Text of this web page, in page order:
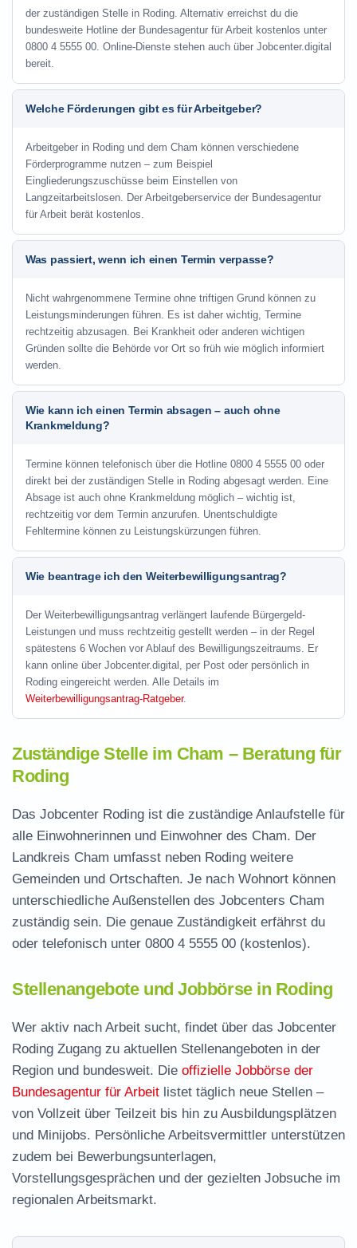
der zuständigen Stelle in Roding. Alternativ erreichst du die
bundesweite Hotline der Bundesagentur für Arbeit kostenlos unter
0800 4 5555 00. Online-Dienste stehen auch über Jobcenter.digital
bereit.
Welche Förderungen gibt es für Arbeitgeber?
Arbeitgeber in Roding und dem Cham können verschiedene
Förderprogramme nutzen – zum Beispiel
Eingliederungszuschüsse beim Einstellen von
Langzeitarbeitslosen. Der Arbeitgeberservice der Bundesagentur
für Arbeit berät kostenlos.
Was passiert, wenn ich einen Termin verpasse?
Nicht wahrgenommene Termine ohne triftigen Grund können zu
Leistungsminderungen führen. Es ist daher wichtig, Termine
rechtzeitig abzusagen. Bei Krankheit oder anderen wichtigen
Gründen sollte die Behörde vor Ort so früh wie möglich informiert
werden.
Wie kann ich einen Termin absagen – auch ohne
Krankmeldung?
Termine können telefonisch über die Hotline 0800 4 5555 00 oder
direkt bei der zuständigen Stelle in Roding abgesagt werden. Eine
Absage ist auch ohne Krankmeldung möglich – wichtig ist,
rechtzeitig vor dem Termin anzurufen. Unentschuldigte
Fehltermine können zu Leistungskürzungen führen.
Wie beantrage ich den Weiterbewilligungsantrag?
Der Weiterbewilligungsantrag verlängert laufende Bürgergeld-
Leistungen und muss rechtzeitig gestellt werden – in der Regel
spätestens 6 Wochen vor Ablauf des Bewilligungszeitraums. Er
kann online über Jobcenter.digital, per Post oder persönlich in
Roding eingereicht werden. Alle Details im
Weiterbewilligungsantrag-Ratgeber.
Zuständige Stelle im Cham – Beratung für
Roding
Das Jobcenter Roding ist die zuständige Anlaufstelle für
alle Einwohnerinnen und Einwohner des Cham. Der
Landkreis Cham umfasst neben Roding weitere
Gemeinden und Ortschaften. Je nach Wohnort können
unterschiedliche Außenstellen des Jobcenters Cham
zuständig sein. Die genaue Zuständigkeit erfährst du
oder telefonisch unter 0800 4 5555 00 (kostenlos).
Stellenangebote und Jobbörse in Roding
Wer aktiv nach Arbeit sucht, findet über das Jobcenter
Roding Zugang zu aktuellen Stellenangeboten in der
Region und bundesweit. Die offizielle Jobbörse der
Bundesagentur für Arbeit listet täglich neue Stellen –
von Vollzeit über Teilzeit bis hin zu Ausbildungsplätzen
und Minijobs. Persönliche Arbeitsvermittler unterstützen
zudem bei Bewerbungsunterlagen,
Vorstellungsgesprächen und der gezielten Jobsuche im
regionalen Arbeitsmarkt.